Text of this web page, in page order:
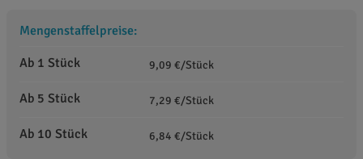
Mengenstaffelpreise:
Ab 1 Stück
9,09 €/Stück
Ab 5 Stück 7,29 €/Stück
Ab 10 Stück 6,84 €/Stück